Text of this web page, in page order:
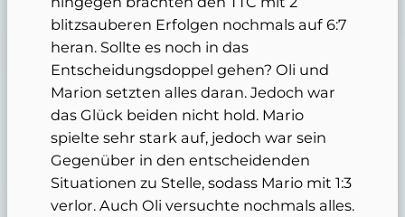
blitzsauberen Erfolgen nochmals auf 6:7
heran. Sollte es noch in das
Entscheidungsdoppel gehen? Oli und
Marion setzten alles daran. Jedoch war
das Glück beiden nicht hold. Mario
spielte sehr stark auf, jedoch war sein
Gegenüber in den entscheidenden
Situationen zu Stelle, sodass Mario mit 1:3
verlor. Auch Oli versuchte nochmals alles.